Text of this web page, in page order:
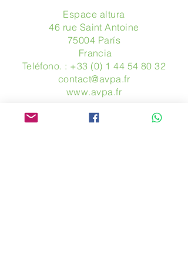
Espace altura
46 rue Saint Antoine
75004 París
​ Francia
Teléfono. : +33 (0) 1 44 54 80 32
contact@avpa.fr
www.avpa.fr